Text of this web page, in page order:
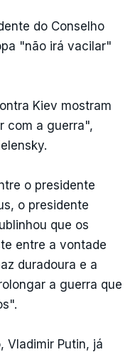
do Conselho
"não irá vacilar"
Kiev mostram
com a guerra",
o presidente
o presidente
que os
entre a vontade
duradoura e a
a guerra que
Vladimir Putin, já